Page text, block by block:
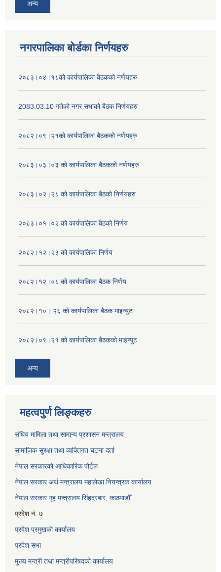
अन्य
नगरपालिका बोर्डका निर्णयहरु
२०८३।०४।१८को कार्यपालिका बैठकको नर्णयहरु
2083.03.10 गतेको नगर सभाको बैठक निर्णयहरु
२०८२।०९।२१को कार्यपालिका बैठकको नर्णयहरु
२०८३।०३।०३ को कार्यपालिका बैठकको नर्णयहरु
२०८३।०२।२८ को कार्यपालिका बैठको निर्णयहरु
२०८३।०१।०२ को कार्यपालिका बैठको निर्णय
२०८२।१२।२३ को कार्यपालिका निर्णय
२०८२।१२।०८ को कार्यपालिका बैठक निर्णय
२०८२।१०। २६ को कार्यपालिका बैठक माइन्युट
२०८२।०९।२१ को कार्यपालिका बैठकको माइन्युट
अन्य
महत्वपुर्ण लिङ्कहरु
संघिय मामिला तथा सामान्य प्रशासन मन्त्रालय
सामाजिक सुरक्षा तथा व्यक्तिगत घटना दर्ता
नेपाल सरकारको आधिकारिक पोर्टल
नेपाल सरकार अर्थ मन्त्रालय महालेखा नियन्त्रक कार्यालय
नेपाल सरकार गृह मन्त्रालय सिंहदरबार, काठमाडौँ
प्रदेश नं. ७
प्रदेश प्रमुखको कार्यालय
प्रदेश सभा
मुख्य मन्त्री तथा मन्त्रीपरिषदको कार्यालय